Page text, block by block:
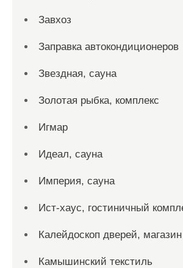
Завхоз
Заправка автокондиционеров
Звездная, сауна
Золотая рыбка, комплекс
Игмар
Идеал, сауна
Империя, сауна
Ист-хаус, гостиничный
Калейдоскоп дверей, магазин
Камышинский текстиль